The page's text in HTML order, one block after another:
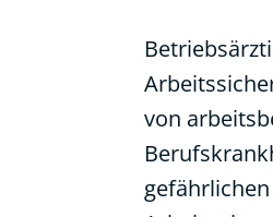
von